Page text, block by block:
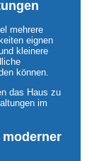
mehrere
eignen
kleinere
können.
das Haus zu
im